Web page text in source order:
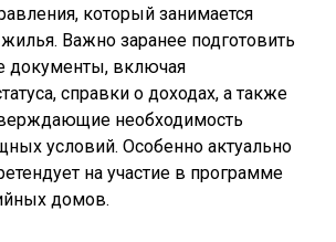
который занимается
Важно заранее подготовить
документы, включая
справки о доходах, а также
необходимость
условий. Особенно актуально
на участие в программе
домов.